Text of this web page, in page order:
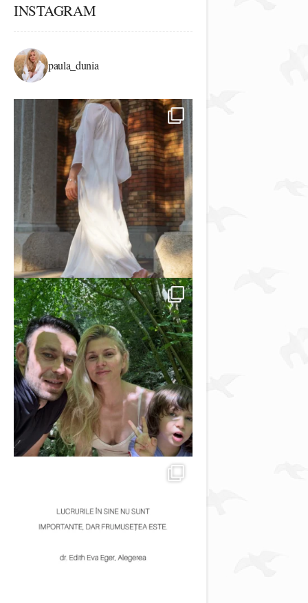
INSTAGRAM
paula_dunia